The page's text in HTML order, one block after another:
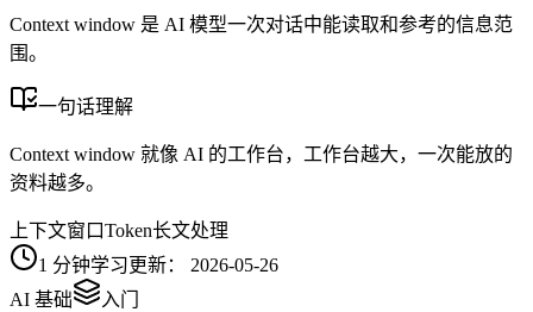
Context window 是 AI 模型一次对话中能读取和参考的信息范
围。
一句话理解
Context window 就像 AI 的工作台，工作台越大，一次能放的
资料越多。
上下文窗口Token长文处理
1 分钟学习更新：
2026-05-26
AI 基础
入门